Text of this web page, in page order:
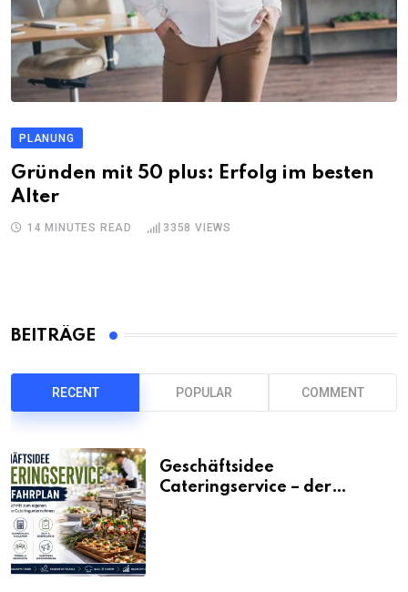
PLANUNG
Gründen mit 50 plus: Erfolg im besten
Alter
14 MINUTES READ 3358 VIEWS
BEITRÄGE
RECENT POPULAR COMMENT
Geschäftsidee
Cateringservice – der